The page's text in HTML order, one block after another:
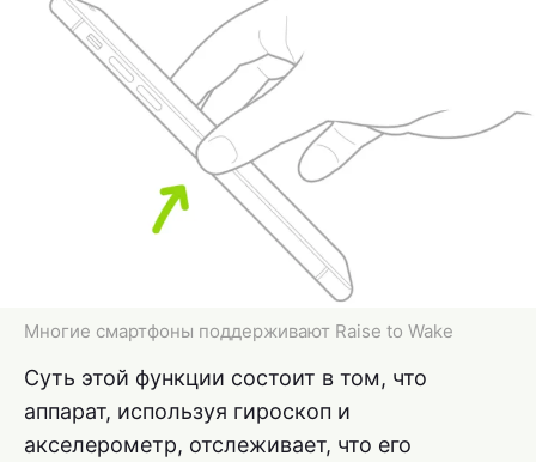
Многие смартфоны поддерживают Raise to Wake
Суть этой функции состоит в том, что
аппарат, используя гироскоп и
акселерометр, отслеживает, что его